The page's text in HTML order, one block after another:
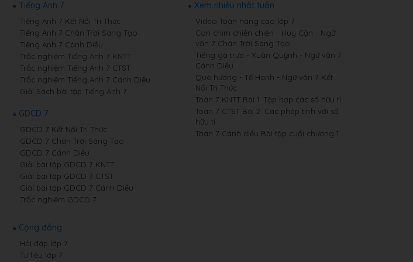
Tiếng Anh 7
Tiếng Anh 7 Kết Nối Tri Thức
Tiếng Anh 7 Chân Trời Sáng Tạo
Tiếng Anh 7 Cánh Diều
Trắc nghiệm Tiếng Anh 7 KNTT
Trắc nghiệm Tiếng Anh 7 CTST
Trắc nghiệm Tiếng Anh 7 Cánh Diều
Giải Sách bài tập Tiếng Anh 7
GDCD 7
GDCD 7 Kết Nối Tri Thức
GDCD 7 Chân Trời Sáng Tạo
GDCD 7 Cánh Diều
Giải bài tập GDCD 7 KNTT
Giải bài tập GDCD 7 CTST
Giải bài tập GDCD 7 Cánh Diều
Trắc nghiệm GDCD 7
Cộng đồng
Hỏi đáp lớp 7
Tư liệu lớp 7
Xem nhiều nhất tuần
Video Toán nâng cao lớp 7
Con chim chiền chiện - Huy Cận - Ngữ
văn 7 Chân Trời Sáng Tạo
Tiếng gà trưa - Xuân Quỳnh - Ngữ văn 7
Cánh Diều
Quê hương - Tế Hanh - Ngữ văn 7 Kết
Nối Tri Thức
Toán 7 KNTT Bài 1: Tập hợp các số hữu tỉ
Toán 7 CTST Bài 2: Các phép tính với số
hữu tỉ
Toán 7 Cánh diều Bài tập cuối chương 1